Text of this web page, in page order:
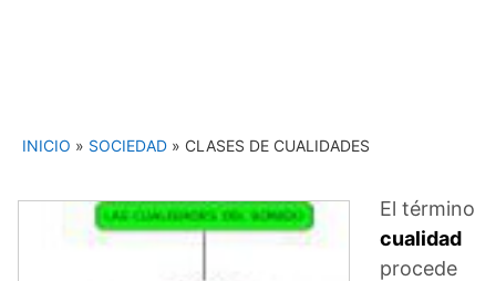
INICIO » SOCIEDAD » CLASES DE CUALIDADES
El término
cualidad
procede